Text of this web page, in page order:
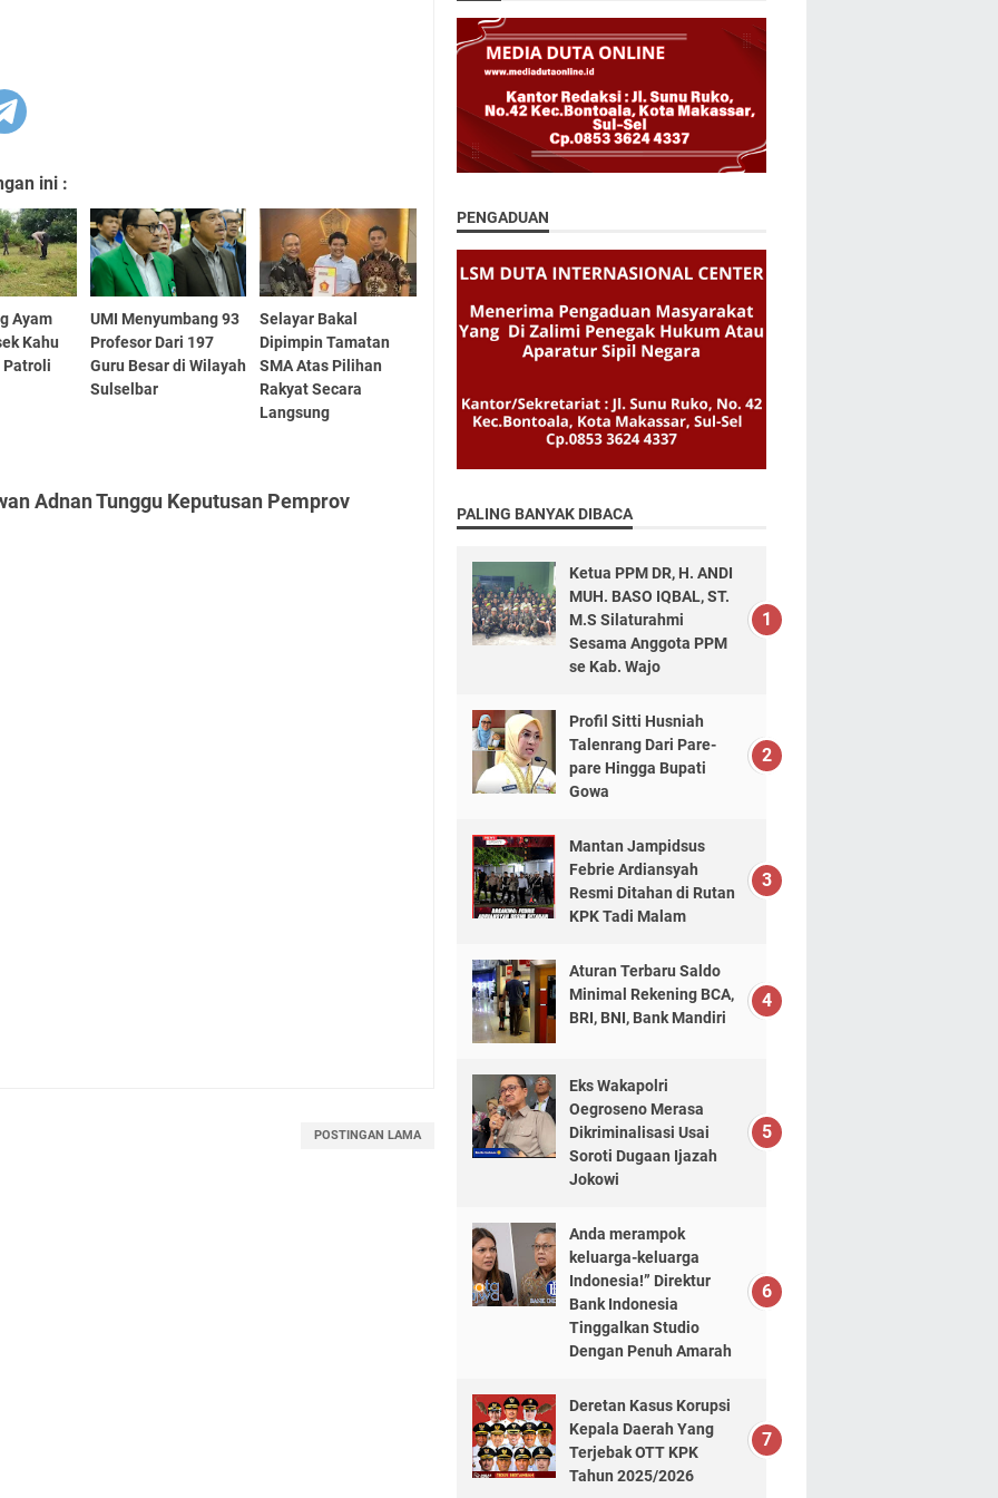
ini :
Ayam
Kahu
Patroli
UMI Menyumbang 93
Profesor Dari 197
Guru Besar di Wilayah
Sulselbar
Selayar Bakal
Dipimpin Tamatan
SMA Atas Pilihan
Rakyat Secara
Langsung
Adnan Tunggu Keputusan Pemprov
POSTINGAN LAMA
PENGADUAN
PALING BANYAK DIBACA
Ketua PPM DR, H. ANDI
MUH. BASO IQBAL, ST.
M.S Silaturahmi
Sesama Anggota PPM
se Kab. Wajo
Profil Sitti Husniah
Talenrang Dari Pare-
pare Hingga Bupati
Gowa
Mantan Jampidsus
Febrie Ardiansyah
Resmi Ditahan di Rutan
KPK Tadi Malam
Aturan Terbaru Saldo
Minimal Rekening BCA,
BRI, BNI, Bank Mandiri
Eks Wakapolri
Oegroseno Merasa
Dikriminalisasi Usai
Soroti Dugaan Ijazah
Jokowi
Anda merampok
keluarga-keluarga
Indonesia!” Direktur
Bank Indonesia
Tinggalkan Studio
Dengan Penuh Amarah
Deretan Kasus Korupsi
Kepala Daerah Yang
Terjebak OTT KPK
Tahun 2025/2026